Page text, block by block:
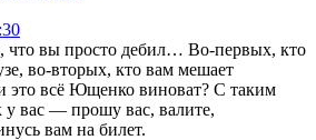
что вы просто дебил… Во-первых, кто
во-вторых, кто вам мешает
это всё Ющенко виноват? С таким
у вас — прошу вас, валите,
вам на билет.